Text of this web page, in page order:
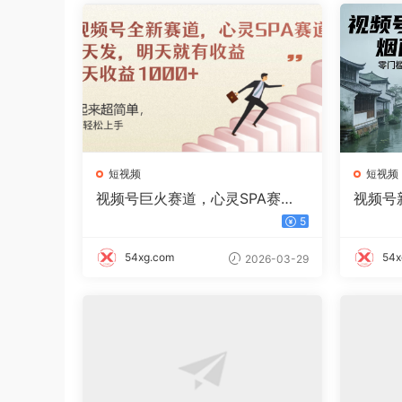
短视频
视频号巨火赛道，心灵SPA赛
道，做起来超简单，每天收益805
54xg.com 2026-03-29
短视频
视频号